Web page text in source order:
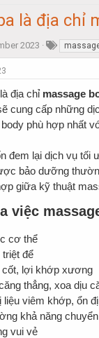
là địa chỉ
2023
địa chỉ massage
cung cấp những
phù hợp nhất
đem lại dịch vụ tối
bảo dưỡng
giữa kỹ thuật
việc
cơ thể
triệt để
cốt, lợi khớp xương
thẳng, xoa dịu
liệu viêm khớp, ổn
khả năng
vui vẻ